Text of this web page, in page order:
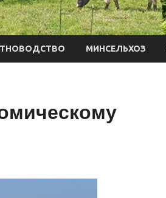
МИНСЕЛЬХОЗ